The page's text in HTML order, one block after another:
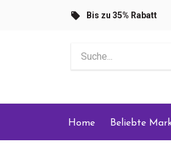
Bis zu 35% Rabatt
Home Beliebte